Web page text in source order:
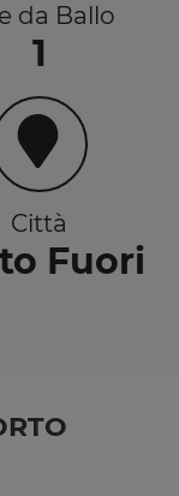
da Ballo
1
Città
Fuori